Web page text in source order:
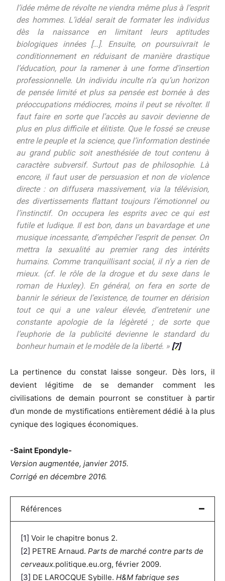
l’idée même de révolte ne viendra même plus à l’esprit
des hommes. L’idéal serait de formater les individus
dès la naissance en limitant leurs aptitudes
biologiques innées […]. Ensuite, on poursuivrait le
conditionnement en réduisant de manière drastique
l’éducation, pour la ramener à une forme d’insertion
professionnelle. Un individu inculte n’a qu’un horizon
de pensée limité et plus sa pensée est bornée à des
préoccupations médiocres, moins il peut se révolter. Il
faut faire en sorte que l’accès au savoir devienne de
plus en plus difficile et élitiste. Que le fossé se creuse
entre le peuple et la science, que l’information destinée
au grand public soit anesthésiée de tout contenu à
caractère subversif. Surtout pas de philosophie. Là
encore, il faut user de persuasion et non de violence
directe : on diffusera massivement, via la télévision,
des divertissements flattant toujours l’émotionnel ou
l’instinctif. On occupera les esprits avec ce qui est
futile et ludique. Il est bon, dans un bavardage et une
musique incessante, d’empêcher l’esprit de penser. On
mettra la sexualité au premier rang des intérêts
humains. Comme tranquillisant social, il n’y a rien de
mieux. (cf. le rôle de la drogue et du sexe dans le
roman de Huxley). En général, on fera en sorte de
bannir le sérieux de l’existence, de tourner en dérision
tout ce qui a une valeur élevée, d’entretenir une
constante apologie de la légèreté ; de sorte que
l’euphorie de la publicité devienne le standard du
bonheur humain et le modèle de la liberté. » [7]
La pertinence du constat laisse songeur. Dès lors, il
devient légitime de se demander comment les
civilisations de demain pourront se constituer à partir
d’un monde de mystifications entièrement dédié à la plus
cynique des logiques économiques.
-Saint Epondyle-
Version augmentée, janvier 2015.
Corrigé en décembre 2016.
Références
[1] Voir le chapitre bonus 2.
[2] PETRE Arnaud. Parts de marché contre parts de
cerveaux.politique.eu.org, février 2009.
[3] DE LAROCQUE Sybille. H&M fabrique ses